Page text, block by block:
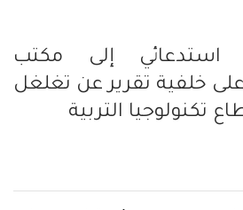
إلى مكتب
على خلفية تقرير عن تغلغل
تكنولوجيا التربية